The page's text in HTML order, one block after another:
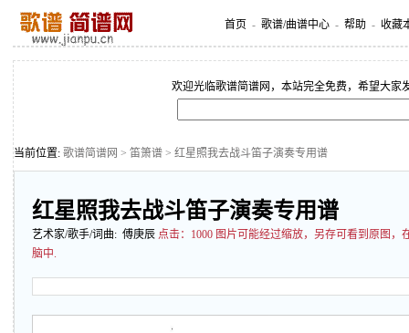
首页 - 歌谱/曲谱中心 - 帮助 - 收藏
欢迎光临歌谱简谱网，本站完全免费，希望大家
当前位置: 歌谱简谱网 > 笛箫谱 > 红星照我去战斗笛子演奏专用谱
红星照我去战斗笛子演奏专用谱
艺术家/歌手/词曲: 傅庚辰 点击： 1000 图片可能经过缩放，另存可看到原图
脑中.